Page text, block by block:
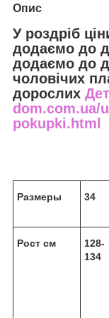
Опис
У роздріб
додаємо до
додаємо до
чоловічих
дорослих
dom.com.ua/
pokupki.html
Размеры 34
Рост см
128-
134